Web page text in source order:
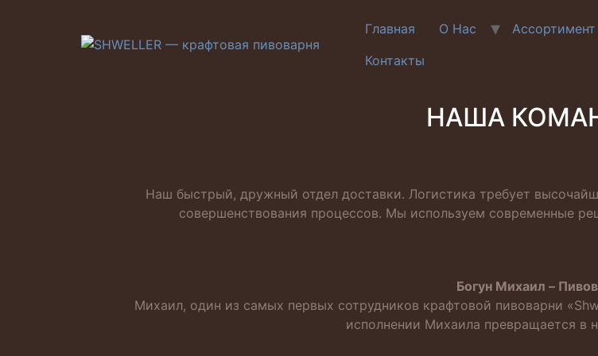
Главная О Нас Ассортимент
Контакты
НАША
Наш быстрый, дружный отдел доставки. Логистика требует
совершенствования процессов. Мы используем современные
Богун Михаил –
Михаил, один из самых первых сотрудников крафтовой пивоварни
исполнении Михаила превращается в